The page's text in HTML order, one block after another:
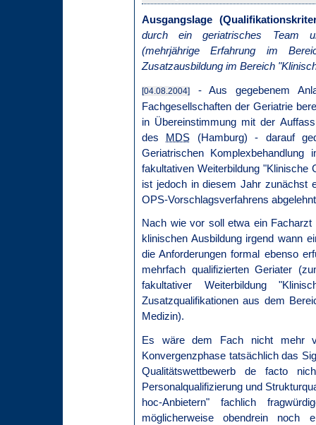
Ausgangslage
durch ein geriatrisches Team
(mehrjährige Erfahrung im
Zusatzausbildung im Bereich
[04.08.2004]
- Aus gegebenem
Fachgesellschaften der Geriatrie
in Übereinstimmung mit der
des MDS (Hamburg) - darauf
Geriatrischen
fakultativen Weiterbildung "Klinische
ist jedoch in diesem Jahr zunächst
OPS-Vorschlagsverfahrens
Nach wie vor soll etwa ein
klinischen Ausbildung irgend wann
die Anforderungen formal ebenso
mehrfach qualifizierten Geriater
fakultativer Weiterbildung
Zusatzqualifikationen aus dem
Medizin).
Es wäre dem Fach nicht mehr
Konvergenzphase tatsächlich das
Qualitätswettbewerb de facto
Personalqualifizierung und
hoc-Anbietern" fachlich
möglicherweise obendrein noch